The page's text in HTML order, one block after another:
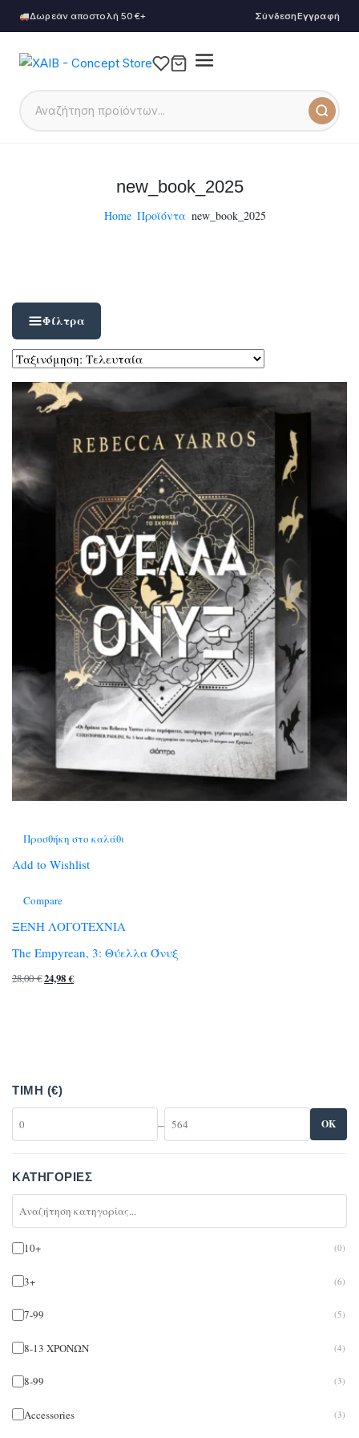
Δωρεάν αποστολή 50€+ ΣύνδεσηΕγγραφή
new_book_2025
Home Προϊόντα new_book_2025
Φίλτρα
Προσθήκη στο καλάθι
Add to Wishlist
Compare
ΞΕΝΗ ΛΟΓΟΤΕΧΝΙΑ
The Empyrean, 3: Θύελλα Όνυξ
28,00€Original
24,98€Η
ΤΙΜΉ (€)
– OK
ΚΑΤΗΓΟΡΊΕΣ
10+ (0)
3+ (6)
7-99 (5)
8-13 ΧΡΟΝΩΝ (4)
8-99 (3)
Accessories (3)